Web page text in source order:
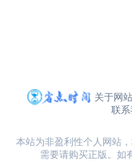
关于网站
联
本站为非盈利性个人网站
需要请购买正版。如